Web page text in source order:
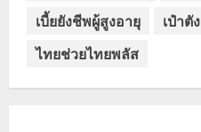
เบี้ยยังชีพผู้สูงอายุ
เป๋าตัง
ไทยช่วยไทยพลัส